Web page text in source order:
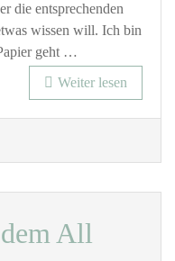
die entsprechenden
wissen will. Ich bin
geht …
Weiter lesen
All